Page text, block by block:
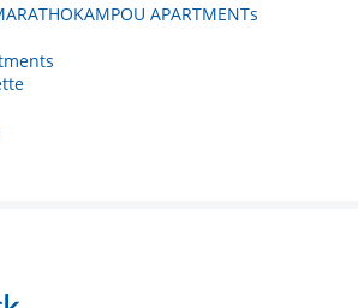
APARTMENTs